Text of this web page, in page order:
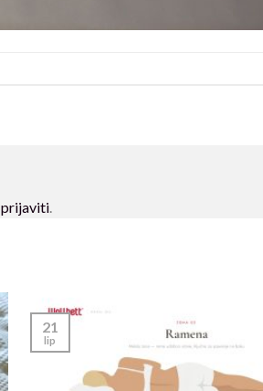
prijaviti.
21
lip